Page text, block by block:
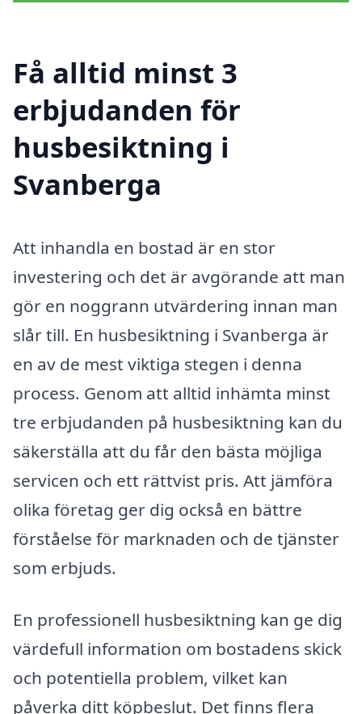
Få alltid minst 3
erbjudanden för
husbesiktning i
Svanberga
Att inhandla en bostad är en stor
investering och det är avgörande att man
gör en noggrann utvärdering innan man
slår till. En husbesiktning i Svanberga är
en av de mest viktiga stegen i denna
process. Genom att alltid inhämta minst
tre erbjudanden på husbesiktning kan du
säkerställa att du får den bästa möjliga
servicen och ett rättvist pris. Att jämföra
olika företag ger dig också en bättre
förståelse för marknaden och de tjänster
som erbjuds.
En professionell husbesiktning kan ge dig
värdefull information om bostadens skick
och potentiella problem, vilket kan
påverka ditt köpbeslut. Det finns flera